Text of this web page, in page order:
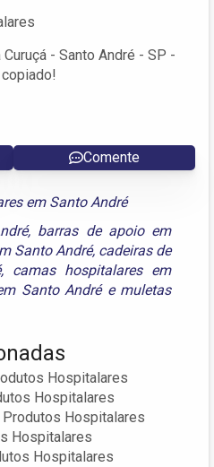
- Santo André - SP -
Comente
em Santo André
, barras de apoio em
Santo André, cadeiras de
, camas hospitalares em
Santo Andrée muletas
Hospitalares
Hospitalares
Hospitalares
Hospitalares
Hospitalares